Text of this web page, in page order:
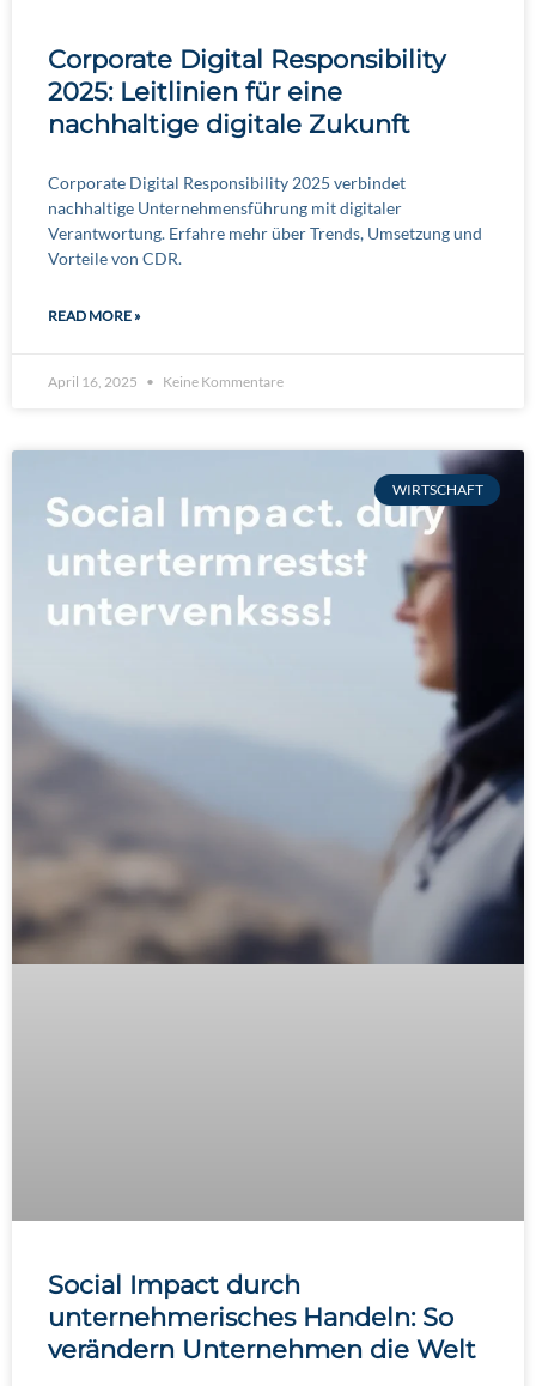
Corporate Digital Responsibility
2025: Leitlinien für eine
nachhaltige digitale Zukunft
Corporate Digital Responsibility 2025 verbindet
nachhaltige Unternehmensführung mit digitaler
Verantwortung. Erfahre mehr über Trends, Umsetzung und
Vorteile von CDR.
READ MORE »
April 16, 2025 Keine Kommentare
WIRTSCHAFT
Social Impact durch
unternehmerisches Handeln: So
verändern Unternehmen die Welt